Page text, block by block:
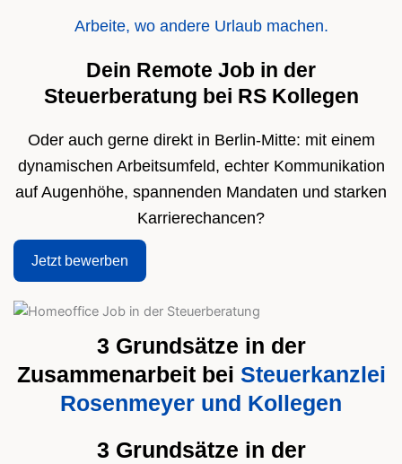
Arbeite, wo andere Urlaub machen.
Dein Remote Job in der
Steuerberatung bei RS Kollegen
Oder auch gerne direkt in Berlin-Mitte: mit einem
dynamischen Arbeitsumfeld, echter Kommunikation
auf Augenhöhe, spannenden Mandaten und starken
Karrierechancen?
Jetzt bewerben
3 Grundsätze in der
Zusammenarbeit bei Steuerkanzlei
Rosenmeyer und Kollegen
3 Grundsätze in der